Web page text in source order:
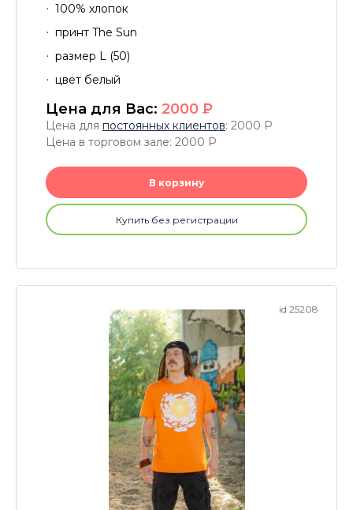
100% хлопок
принт The Sun
размер L (50)
цвет белый
Цена для Вас: 2000 P
Цена для постоянных клиентов: 2000 P
Цена в торговом зале: 2000 P
В корзину
Купить без регистрации
id 25208